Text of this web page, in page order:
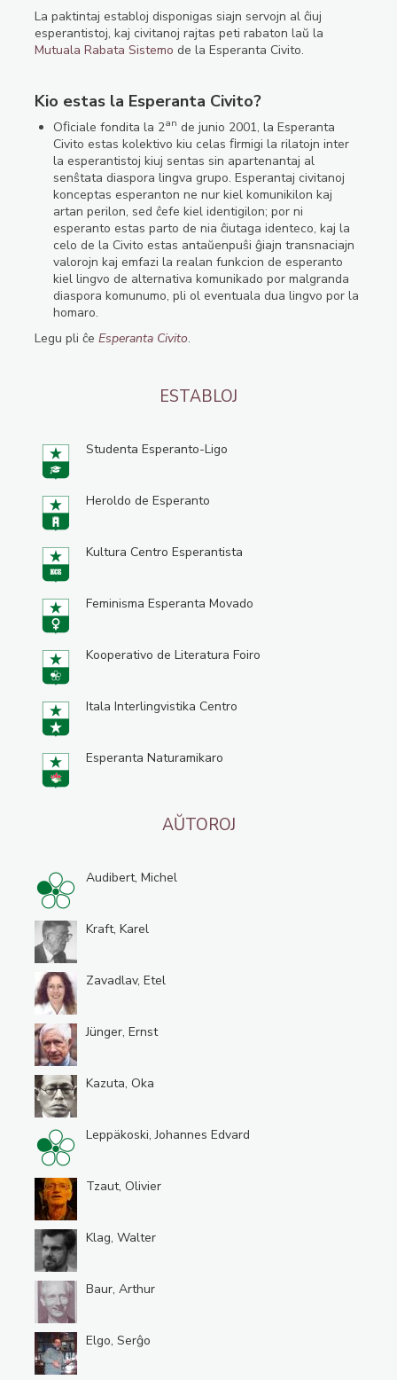
La paktintaj establoj disponigas siajn servojn al ĉiuj
esperantistoj, kaj civitanoj rajtas peti rabaton laŭ la
Mutuala Rabata Sistemo de la Esperanta Civito.
Kio estas la Esperanta Civito?
Oﬁciale fondita la 2an de junio 2001, la Esperanta
Civito estas kolektivo kiu celas ﬁrmigi la rilatojn inter
la esperantistoj kiuj sentas sin apartenantaj al
senŝtata diaspora lingva grupo. Esperantaj civitanoj
konceptas esperanton ne nur kiel komunikilon kaj
artan perilon, sed ĉefe kiel identigilon; por ni
esperanto estas parto de nia ĉiutaga identeco, kaj la
celo de la Civito estas antaŭenpuŝi ĝiajn transnaciajn
valorojn kaj emfazi la realan funkcion de esperanto
kiel lingvo de alternativa komunikado por malgranda
diaspora komunumo, pli ol eventuala dua lingvo por la
homaro.
Legu pli ĉe Esperanta Civito.
ESTABLOJ
Studenta Esperanto-Ligo
Heroldo de Esperanto
Kultura Centro Esperantista
Feminisma Esperanta Movado
Kooperativo de Literatura Foiro
Itala Interlingvistika Centro
Esperanta Naturamikaro
AŬTOROJ
Audibert, Michel
Kraft, Karel
Zavadlav, Etel
Jünger, Ernst
Kazuta, Oka
Leppäkoski, Johannes Edvard
Tzaut, Olivier
Klag, Walter
Baur, Arthur
Elgo, Serĝo